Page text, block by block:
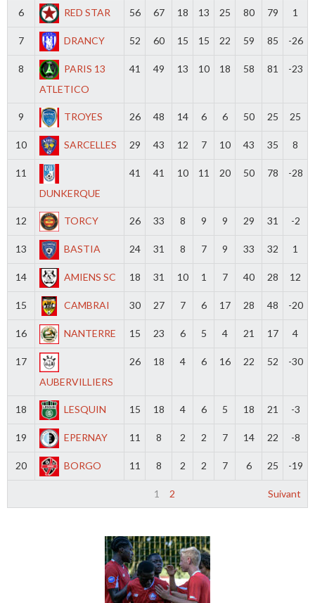
6 RED STAR 56 67 18 13 25 80 79 1
7 DRANCY 52 60 15 15 22 59 85 -26
8
PARIS 13
ATLETICO
41 49 13 10 18 58 81 -23
9 TROYES 26 48 14 6 6 50 25 25
10 SARCELLES 29 43 12 7 10 43 35 8
11
DUNKERQUE
41 41 10 11 20 50 78 -28
12 TORCY 26 33 8 9 9 29 31 -2
13 BASTIA 24 31 8 7 9 33 32 1
14 AMIENS SC 18 31 10 1 7 40 28 12
15 CAMBRAI 30 27 7 6 17 28 48 -20
16 NANTERRE 15 23 6 5 4 21 17 4
17
AUBERVILLIERS
26 18 4 6 16 22 52 -30
18 LESQUIN 15 18 4 6 5 18 21 -3
19 EPERNAY 11 8 2 2 7 14 22 -8
20 BORGO 11 8 2 2 7 6 25 -19
1 2 Suivant